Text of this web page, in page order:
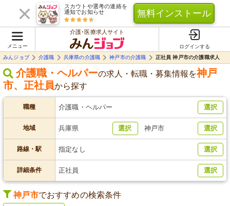
スカウトや選考の連絡を
通知でお知らせ
無料インストール
メニュー
介護･医療求人サイト
ログインする
みんジョブ
介護職 兵庫県の介護職 神戸市の介護職 正社員 神戸市の介護職求人
介護職・ヘルパーの求人・転職・募集情報を神戸
市、 正社員から探す
職種 介護職・ヘルパー 選択
地域 兵庫県 選択 神戸市 選択
路線・駅 指定なし 選択
詳細条件 正社員 選択
神戸市でおすすめの検索条件